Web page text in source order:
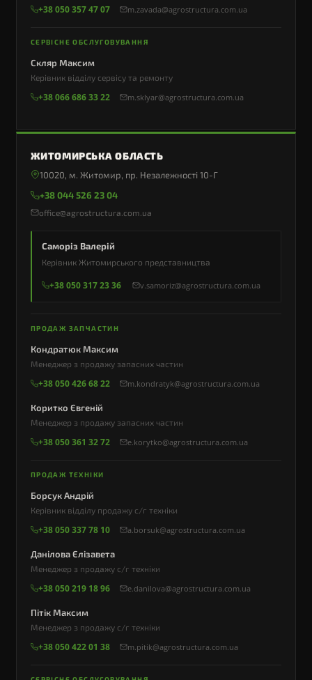
+38 050 357 47 07 m.zavada@agrostructura.com.ua
СЕРВІСНЕ ОБСЛУГОВУВАННЯ
Скляр Максим
Керівник відділу сервісу та ремонту
+38 066 686 33 22 m.sklyar@agrostructura.com.ua
ЖИТОМИРСЬКА ОБЛАСТЬ
10020, м. Житомир, пр. Незалежності 10-Г
+38 044 526 23 04
office@agrostructura.com.ua
Саморіз Валерій
Керівник Житомирського представництва
+38 050 317 23 36 v.samoriz@agrostructura.com.ua
ПРОДАЖ ЗАПЧАСТИН
Кондратюк Максим
Менеджер з продажу запасних частин
+38 050 426 68 22 m.kondratyk@agrostructura.com.ua
Коритко Євгеній
Менеджер з продажу запасних частин
+38 050 361 32 72 e.korytko@agrostructura.com.ua
ПРОДАЖ ТЕХНІКИ
Борсук Андрій
Керівник відділу продажу с/г техніки
+38 050 337 78 10 a.borsuk@agrostructura.com.ua
Данілова Єлізавета
Менеджер з продажу с/г техніки
+38 050 219 18 96 e.danilova@agrostructura.com.ua
Пітік Максим
Менеджер з продажу с/г техніки
+38 050 422 01 38 m.pitik@agrostructura.com.ua